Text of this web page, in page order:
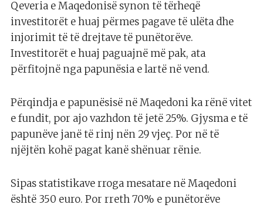
Qeveria e Maqedonisë synon të tërheqë
investitorët e huaj përmes pagave të ulëta dhe
injorimit të të drejtave të punëtorëve.
Investitorët e huaj paguajnë më pak, ata
përfitojnë nga papunësia e lartë në vend.
Përqindja e papunësisë në Maqedoni ka rënë vitet
e fundit, por ajo vazhdon të jetë 25%. Gjysma e të
papunëve janë të rinj nën 29 vjeç. Por në të
njëjtën kohë pagat kanë shënuar rënie.
Sipas statistikave rroga mesatare në Maqedoni
është 350 euro. Por rreth 70% e punëtorëve